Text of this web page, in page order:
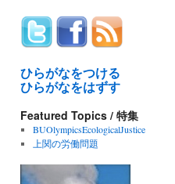
ひらがなをつける
ひらがなをはずす
Featured Topics / 特集
BUOlympicsEcologicalJustice
上関の労働問題